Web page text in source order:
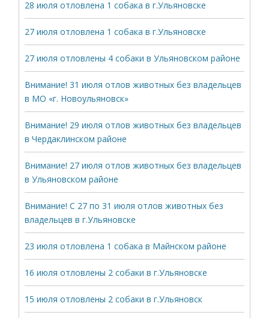
28 июля отловлена 1 собака в г.Ульяновске
27 июля отловлена 1 собака в г.Ульяновске
27 июля отловлены 4 собаки в Ульяновском районе
Внимание! 31 июля отлов животных без владельцев
в МО «г. Новоульяновск»
Внимание! 29 июля отлов животных без владельцев
в Чердаклинском районе
Внимание! 27 июля отлов животных без владельцев
в Ульяновском районе
Внимание! С 27 по 31 июля отлов животных без
владельцев в г.Ульяновске
23 июля отловлена 1 собака в Майнском районе
16 июля отловлены 2 собаки в г.Ульяновске
15 июля отловлены 2 собаки в г.Ульяновск